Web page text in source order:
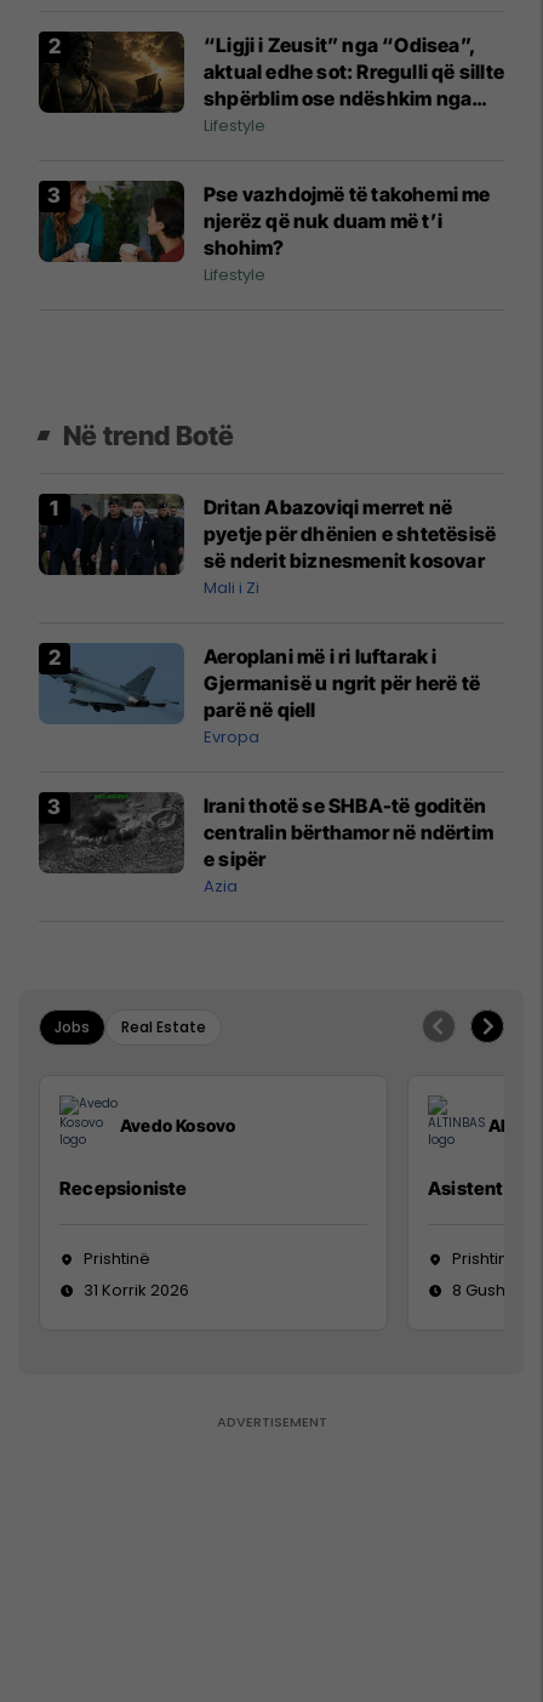
“Ligji i Zeusit” nga “Odisea”,
aktual edhe sot: Rregulli që sillte
shpërblim ose ndëshkim nga
perënditë
Lifestyle
Pse vazhdojmë të takohemi me
njerëz që nuk duam më t’i
shohim?
Lifestyle
Në trend Botë
Dritan Abazoviqi merret në
pyetje për dhënien e shtetësisë
së nderit biznesmenit kosovar
Mali i Zi
Aeroplani më i ri luftarak i
Gjermanisë u ngrit për herë të
parë në qiell
Evropa
Irani thotë se SHBA-të goditën
centralin bërthamor në ndërtim
e sipër
Azia
Jobs Real Estate
Avedo Kosovo
Recepsioniste
Prishtinë
31 Korrik 2026
Asistente e
Prishtinë
8 Gusht